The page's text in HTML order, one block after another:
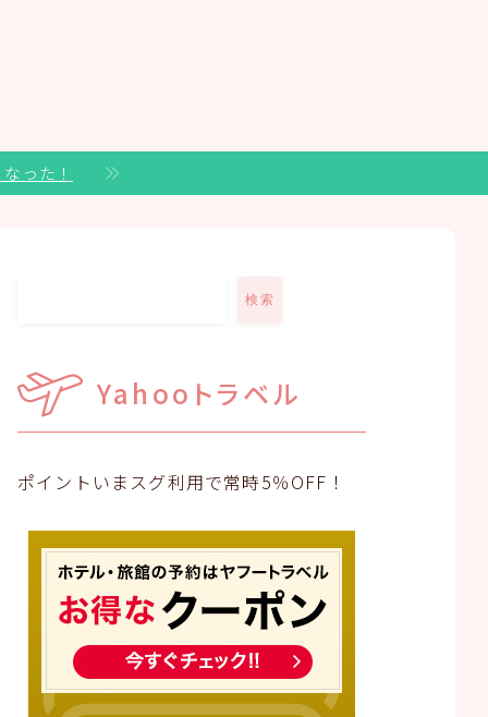
った！
検索
Yahooトラベル
ポイントいまスグ利用で常時5％OFF！